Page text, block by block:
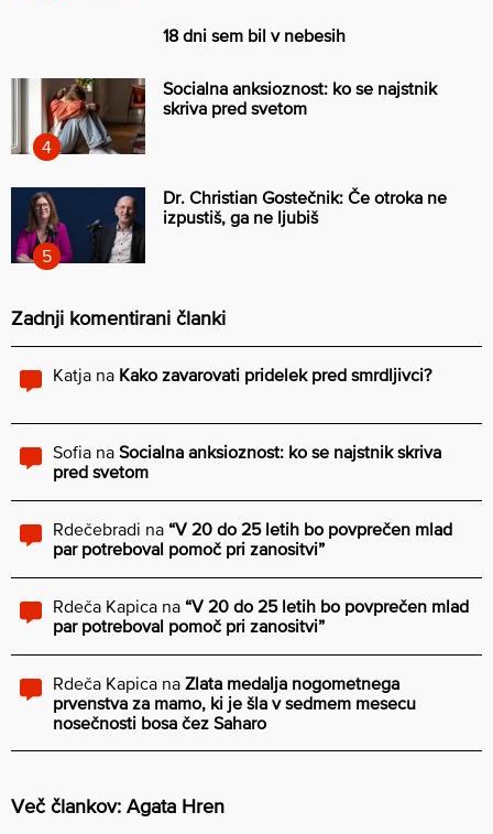
18 dni sem bil v nebesih
Socialna anksioznost: ko se najstnik
skriva pred svetom
Dr. Christian Gostečnik: Če otroka ne
izpustiš, ga ne ljubiš
Zadnji komentirani članki
Katja na Kako zavarovati pridelek pred smrdljivci?
Sofia na Socialna anksioznost: ko se najstnik skriva
pred svetom
Rdečebradi na “V 20 do 25 letih bo povprečen mlad
par potreboval pomoč pri zanositvi”
Rdeča Kapica na “V 20 do 25 letih bo povprečen mlad
par potreboval pomoč pri zanositvi”
Rdeča Kapica na Zlata medalja nogometnega
prvenstva za mamo, ki je šla v sedmem mesecu
nosečnosti bosa čez Saharo
Več člankov: Agata Hren